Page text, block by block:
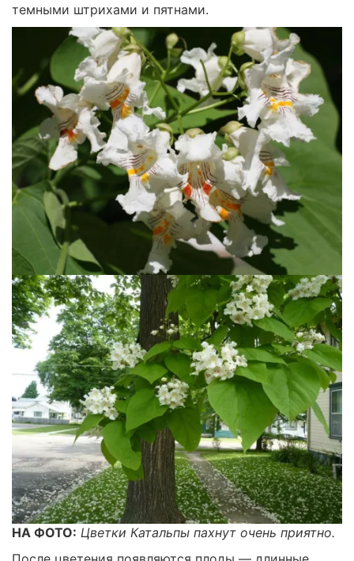
темными штрихами и пятнами.
НА ФОТО: Цветки Катальпы пахнут очень приятно.